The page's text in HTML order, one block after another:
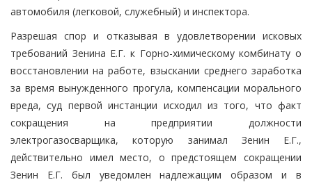
автомобиля (легковой, служебный) и инспектора.
Разрешая спор и отказывая в удовлетворении исковых
требований Зенина Е.Г. к Горно-химическому комбинату о
восстановлении на работе, взыскании среднего заработка
за время вынужденного прогула, компенсации морального
вреда, суд первой инстанции исходил из того, что факт
сокращения на предприятии должности
электрогазосварщика, которую занимал Зенин Е.Г.,
действительно имел место, о предстоящем сокращении
Зенин Е.Г. был уведомлен надлежащим образом и в